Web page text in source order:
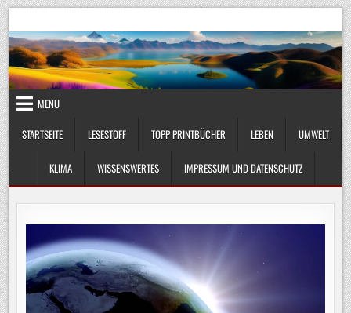
Skip
to
content
UmweltKlima.com
MENU
STARTSEITE
LESESTOFF TOPP PRINTBÜCHER LEBEN UMWELT
KLIMA WISSENSWERTES IMPRESSUM UND DATENSCHUTZ